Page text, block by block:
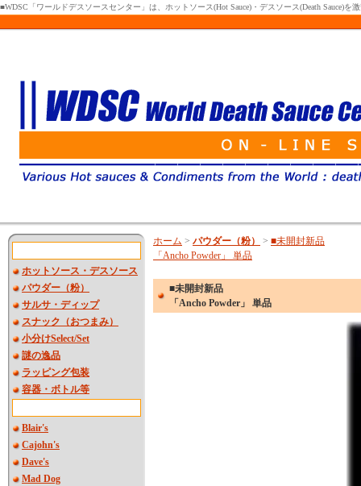
■WDSC「ワールドデスソースセンター」は、ホットソース(Hot Sauce)・デスソース(Death Sauce)
ホットソース・デスソース
パウダー（粉）
サルサ・ディップ
スナック（おつまみ）
小分けSelect/Set
謎の逸品
ラッピング包装
容器・ボトル等
Blair's
Cajohn's
Dave's
Mad Dog
ホーム > パウダー（粉） > ■未開封新品
「Ancho Powder」 単品
■未開封新品
「Ancho Powder」 単品